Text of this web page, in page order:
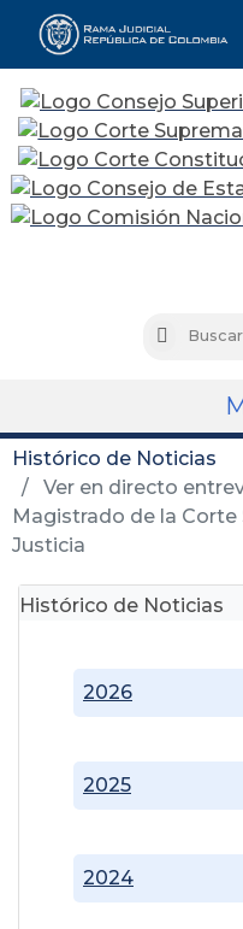
Buscar
Histórico de Noticias
Ver en directo
Magistrado de la Corte
Justicia
Histórico de Noticias
2024
2025
2026